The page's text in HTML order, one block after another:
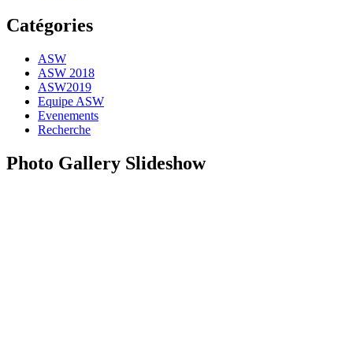
Catégories
ASW
ASW 2018
ASW2019
Equipe ASW
Evenements
Recherche
Photo Gallery Slideshow